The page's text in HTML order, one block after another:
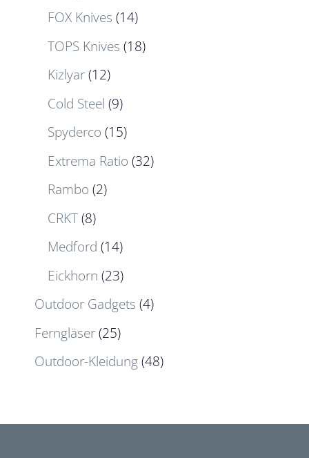
FOX Knives (14)
TOPS Knives (18)
Kizlyar(12)
Cold Steel (9)
Spyderco (15)
Extrema Ratio (32)
Rambo (2)
CRKT(8)
Medford (14)
Eickhorn (23)
Outdoor Gadgets (4)
Ferngläser(25)
Outdoor-Kleidung(48)